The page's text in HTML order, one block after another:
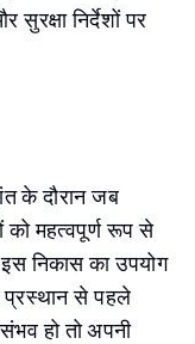
निर्देशों पर
के दौरान जब
को महत्वपूर्ण रूप से
निकास का उपयोग
प्रस्थान से पहले
हो तो अपनी